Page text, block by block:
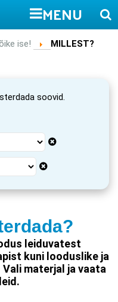
MENU
ise! MILLEST?
soovid.
leiduvatest
kuni looduslike ja
materjal ja vaata